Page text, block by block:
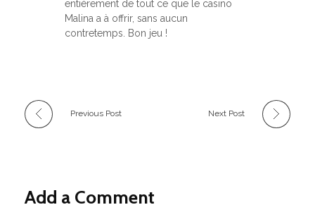
entièrement de tout ce que le casino
Malina a à offrir, sans aucun
contretemps. Bon jeu !
Previous Post Next Post
Add a Comment